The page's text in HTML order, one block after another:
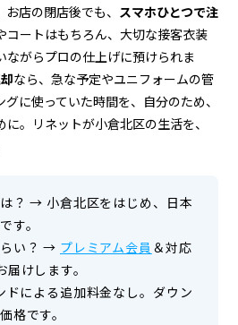
店の閉店後でも、 スマホひとつで注
コートはもちろん、大切な接客衣装
ながらプロの仕上げに預けられま
なら、急な予定やユニフォームの管
に使っていた時間を、自分のため、
。リネットが小倉北区の生活を、
？ → 小倉北区をはじめ、日本
す。
い？ → プレミアム会員 ＆対応
けします。
ドによる追加料金なし。ダウン
価格です。